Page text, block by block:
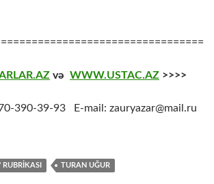
və WWW.USTAC.AZ >>>>
390-39-93 E-mail: zauryazar@mail.ru
TURAN UĞUR